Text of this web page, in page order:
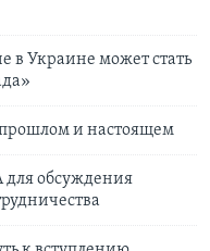
Украине может стать
и настоящем
обсуждения